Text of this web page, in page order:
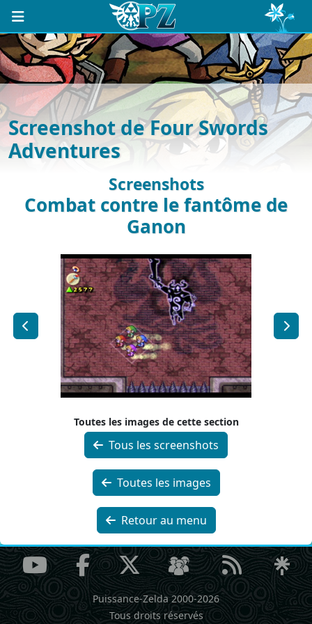
Screenshot de Four Swords
Adventures
Screenshots
Combat contre le fantôme de
Ganon
Toutes les images de cette section
Tous les screenshots
Toutes les images
Retour au menu
Puissance-Zelda 2000-2026
Tous droits réservés